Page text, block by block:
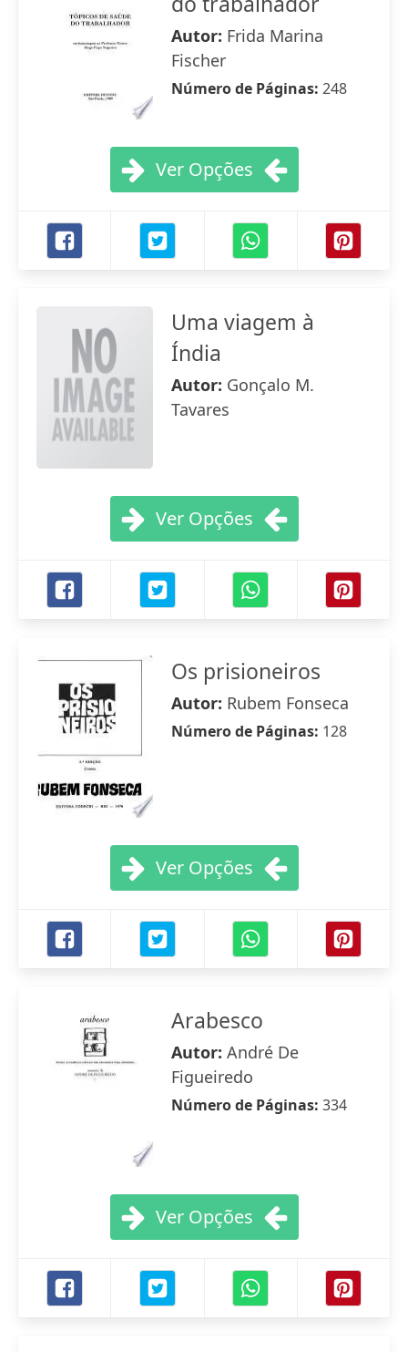
Autor: Frida Marina
Fischer
Número de Páginas: 248
Ver Opções
Uma viagem à
Índia
Autor: Gonçalo M.
Tavares
Ver Opções
Os prisioneiros
Autor: Rubem Fonseca
Número de Páginas: 128
Ver Opções
Arabesco
Autor: André De
Figueiredo
Número de Páginas: 334
Ver Opções